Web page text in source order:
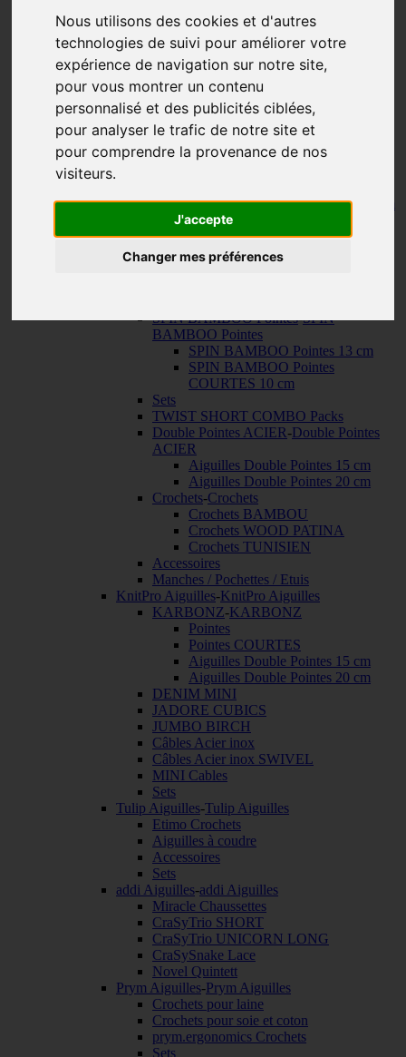
Nous utilisons des cookies et d'autres
technologies de suivi pour améliorer votre
expérience de navigation sur notre site,
pour vous montrer un contenu
personnalisé et des publicités ciblées,
pour analyser le trafic de notre site et
pour comprendre la provenance de nos
visiteurs.
J'accepte
Changer mes préférences
KNIT RED Aiguilles Circulaires Fixes
KNIT RED Aiguilles Circulaires Fixes
23 cm
30 cm
Câbles-Câbles
TWIST SWIV360 SILVER Cables
TWIST RED Câbles
SPIN NYLON Câbles
TWIST X-FLEX BLUE Câbles
QUADS Pointes COURTES 10 cm
FORTÉ Pointes
TWIST Pointes-TWIST Pointes
TWIST Pointes 13 cm
TWIST Pointes COURTES 10 cm
SPIN BAMBOO Pointes-SPIN
BAMBOO Pointes
SPIN BAMBOO Pointes 13 cm
SPIN BAMBOO Pointes
COURTES 10 cm
Sets
TWIST SHORT COMBO Packs
Double Pointes ACIER-Double Pointes
ACIER
Aiguilles Double Pointes 15 cm
Aiguilles Double Pointes 20 cm
Crochets-Crochets
Crochets BAMBOU
Crochets WOOD PATINA
Crochets TUNISIEN
Accessoires
Manches / Pochettes / Etuis
KnitPro Aiguilles-KnitPro Aiguilles
KARBONZ-KARBONZ
Pointes
Pointes COURTES
Aiguilles Double Pointes 15 cm
Aiguilles Double Pointes 20 cm
DENIM MINI
JADORE CUBICS
JUMBO BIRCH
Câbles Acier inox
Câbles Acier inox SWIVEL
MINI Cables
Sets
Tulip Aiguilles-Tulip Aiguilles
Etimo Crochets
Aiguilles à coudre
Accessoires
Sets
addi Aiguilles-addi Aiguilles
Miracle Chaussettes
CraSyTrio SHORT
CraSyTrio UNICORN LONG
CraSySnake Lace
Novel Quintett
Prym Aiguilles-Prym Aiguilles
Crochets pour laine
Crochets pour soie et coton
prym.ergonomics Crochets
Sets